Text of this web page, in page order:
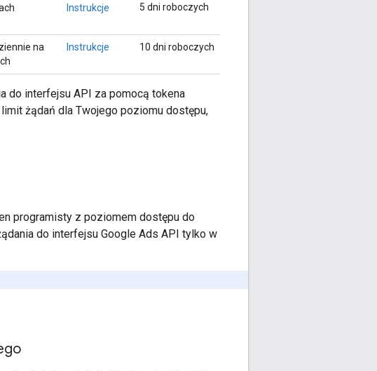
Instrukcje 5 dni roboczych
na
Instrukcje 10 dni roboczych
do interfejsu API za pomocą tokena
żądań dla Twojego poziomu dostępu,
programisty z poziomem dostępu do
do interfejsu Google Ads API tylko w